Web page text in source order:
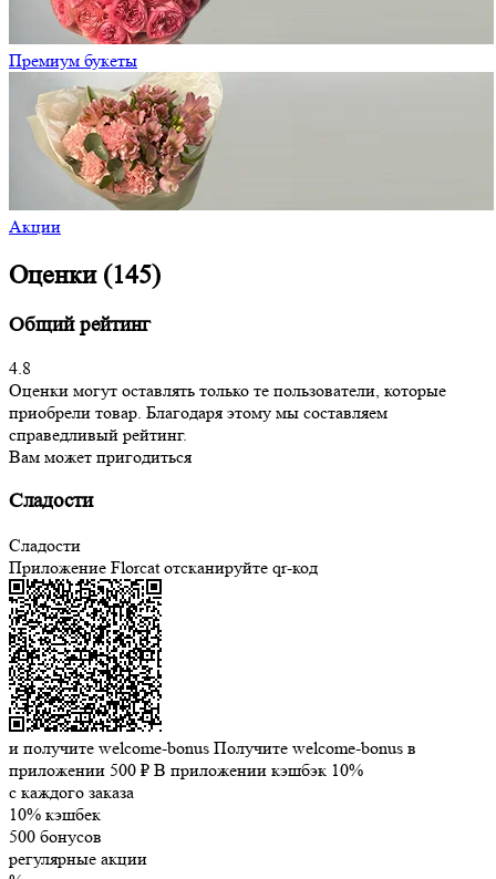
Премиум букеты
Акции
Оценки (145)
Общий рейтинг
4.8
Оценки могут оставлять только те пользователи, которые
приобрели товар. Благодаря этому мы составляем
справедливый рейтинг.
Вам может пригодиться
Сладости
Сладости
Приложение Florcat отсканируйте qr-код
и получите welcome-bonus Получите welcome-bonus в
приложении 500 ₽ В приложении кэшбэк 10%
с каждого заказа
10% кэшбек
500 бонусов
регулярные акции